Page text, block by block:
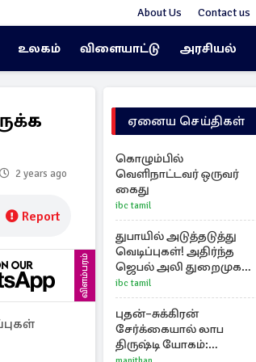
About Us Contact us
உலகம் விளையாட்டு அரசியல்
2 years ago
Report
விளம்பரம்
ஏனைய செய்திகள்
கொழும்பில்
வெளிநாட்டவர் ஒருவர்
கைது
ibc tamil
துபாயில் அடுத்தடுத்து
வெடிப்புகள்! அதிர்ந்த
ஜெபல் அலி துறைமுகம்
அருகே
ibc tamil
புதன்–சுக்கிரன்
சேர்க்கையால் லாப
திருஷ்டி யோகம்: